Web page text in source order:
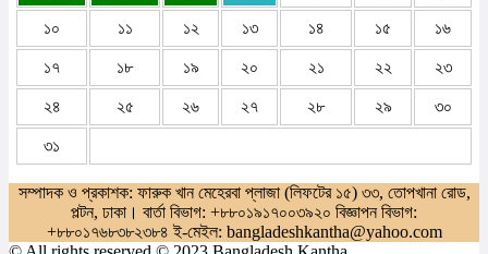
১০ ১১ ১২ ১৩ ১৪ ১৫ ১৬
১৭ ১৮ ১৯ ২০ ২১ ২২ ২৩
২৪ ২৫ ২৬ ২৭ ২৮ ২৯ ৩০
৩১
সম্পাদক ও প্রকাশক: ফারুক খান মেহেরবা প্লাজা (লিফটের ১৫) ৩৩, তোপখানা রোড,
পল্টন, ঢাকা। বার্তা বিভাগ: +৮৮০১৯১৭০০৩৯২০ বিজ্ঞাপন বিভাগ:
+৮৮০১৭৬৮৩৮২৩৮৪ ই-মেইল: bangladeshkantha@yahoo.com